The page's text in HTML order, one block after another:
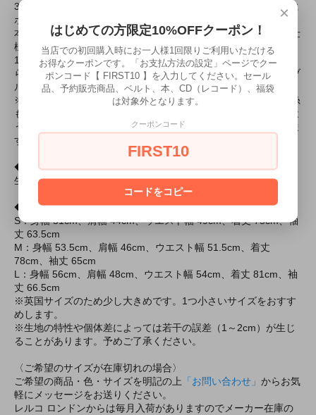
3フィンガー ボタンダウンカラー、バックカラーボタン、背中に
ボックスプリーツ＋ループといった60sボタンダウンシャツの基
本ディテールを装備。袖口はカッタウェイカフにダブルボタン仕
様。
1964年設立のレルコ ロンドンの母体となる企業が60年代当時か
らモッズに向けてアイテムを製造していたこともありリーズナブ
ルながら基本はしっかり押さえている。
※レルコロンドンのオックスフォードシャツの生地は縦糸も横糸
も色糸を使っています。一見すると一般的なブロードシャツのよ
うに見えるためかえってビジネスシーンで扱いやすいともいえま
す。
◆素材
生地：100%コットン
◆サイズ
S：身幅 51cm、肩幅 44cm、ウエスト幅 49cm、着丈 75cm、袖
丈 63.5cm
M：身幅 53.5cm、肩幅 46cm、ウエスト幅 51.5cm、着丈
78cm、袖丈 65cm
L：身幅 56cm、肩幅 48cm、ウエスト幅 54cm、着丈 81cm、袖
丈 66.5cm
※英国サイズのため少し大きめです。1つ小さいサイズをおすす
めします。
※生地の特性や個体差によっては若干の誤差（1～2cm）が生じ
ることがあります。予めご了承ください。
〈ご希望のサイズが在庫切れの場合〉
ご希望の商品・色・サイズを明記の上
「お問い合わせ」 からお気
軽にメッセージをお送りください。
レルコ ロンドンからは毎月入荷がありますのでメーカー在庫の
×
はじめての方限定10%OFFクーポン！
当店での初回購入時にお一人様1回限りご利用いただける
お得なクーポンです。「お支払方法の設定」ページでクー
ポンコード【 FIRST10 】を入力してください。セール
品、予約販売商品、ベルト、本、CD（レコード）、福袋
は対象外となります。
クーポンコード
FIRST10
コードをコピー